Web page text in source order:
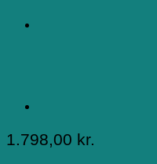
1.798,00 kr.